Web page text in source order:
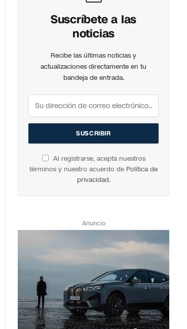
Suscríbete a las
noticias
Recibe las últimas noticias y
actualizaciones directamente en tu
bandeja de entrada.
Al registrarse, acepta nuestros
términos y nuestro acuerdo de Política de
privacidad.
Anuncio